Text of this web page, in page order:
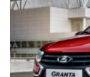
в беседе с
Петербургском
форуме…